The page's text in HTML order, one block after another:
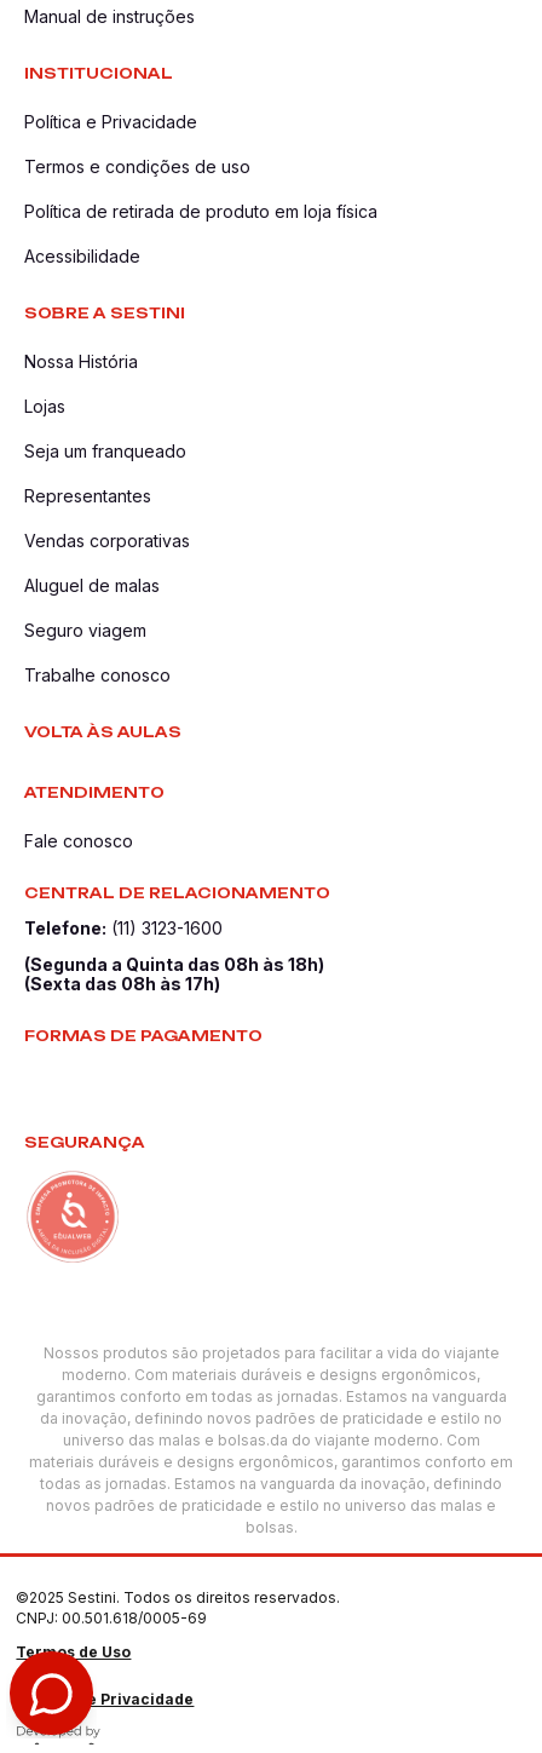
Manual de instruções
INSTITUCIONAL
Política e Privacidade
Termos e condições de uso
Política de retirada de produto em loja física
Acessibilidade
SOBRE A SESTINI
Nossa História
Lojas
Seja um franqueado
Representantes
Vendas corporativas
Aluguel de malas
Seguro viagem
Trabalhe conosco
VOLTA ÀS AULAS
ATENDIMENTO
Fale conosco
CENTRAL DE RELACIONAMENTO
Telefone: (11) 3123-1600
(Segunda a Quinta das 08h às 18h)
(Sexta das 08h às 17h)
FORMAS DE PAGAMENTO
SEGURANÇA
Nossos produtos são projetados para facilitar a vida do viajante
moderno. Com materiais duráveis e designs ergonômicos,
garantimos conforto em todas as jornadas. Estamos na vanguarda
da inovação, definindo novos padrões de praticidade e estilo no
universo das malas e bolsas.da do viajante moderno. Com
materiais duráveis e designs ergonômicos, garantimos conforto em
todas as jornadas. Estamos na vanguarda da inovação, definindo
novos padrões de praticidade e estilo no universo das malas e
bolsas.
©2025 Sestini. Todos os direitos reservados.
CNPJ: 00.501.618/0005-69
Termos de Uso
Política de Privacidade